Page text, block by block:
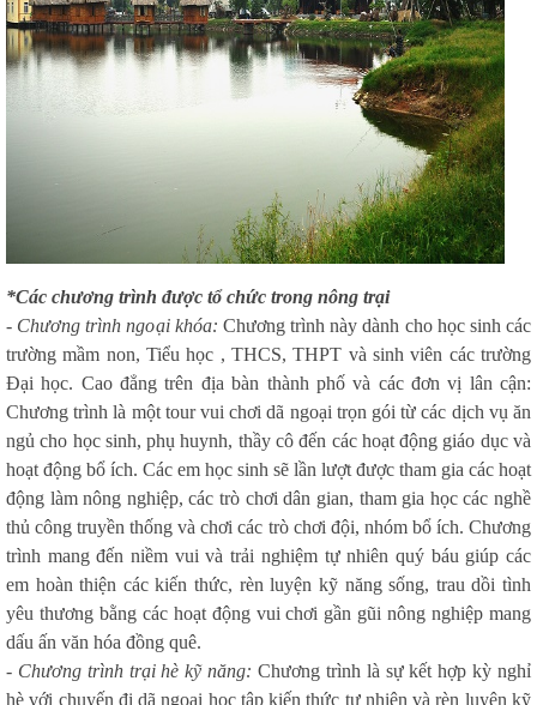
*Các chương trình được tổ chức trong nông trại
- Chương trình ngoại khóa: Chương trình này dành cho học sinh các
trường mầm non, Tiểu học , THCS, THPT và sinh viên các trường
Đại học. Cao đẳng trên địa bàn thành phố và các đơn vị lân cận:
Chương trình là một tour vui chơi dã ngoại trọn gói từ các dịch vụ ăn
ngủ cho học sinh, phụ huynh, thầy cô đến các hoạt động giáo dục và
hoạt động bổ ích. Các em học sinh sẽ lần lượt được tham gia các hoạt
động làm nông nghiệp, các trò chơi dân gian, tham gia học các nghề
thủ công truyền thống và chơi các trò chơi đội, nhóm bổ ích. Chương
trình mang đến niềm vui và trải nghiệm tự nhiên quý báu giúp các
em hoàn thiện các kiến thức, rèn luyện kỹ năng sống, trau dồi tình
yêu thương bằng các hoạt động vui chơi gần gũi nông nghiệp mang
dấu ấn văn hóa đồng quê.
- Chương trình trại hè kỹ năng: Chương trình là sự kết hợp kỳ nghỉ
hè với chuyến đi dã ngoại học tập kiến thức tự nhiên và rèn luyện kỹ